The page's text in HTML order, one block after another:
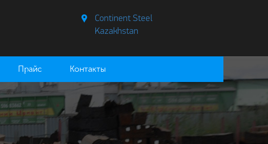
Continent Steel
Kazakhstan
Прайс Контакты